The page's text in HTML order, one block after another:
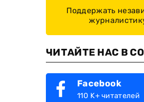
Поддержать
ЧИТАЙТЕ НАС В
Facebook
110 K+ читателей